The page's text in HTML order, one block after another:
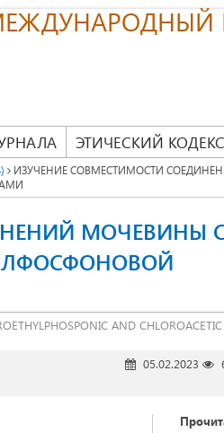
ЭТИЧЕСКИЙ КОДЕКС
ИЗУЧЕНИЕ СОВМЕСТИМОСТИ
МОЧЕВИНЫ
AND
05.02.2023